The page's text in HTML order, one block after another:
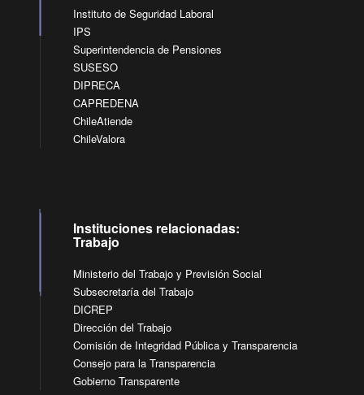
Instituto de Seguridad Laboral
IPS
Superintendencia de Pensiones
SUSESO
DIPRECA
CAPREDENA
ChileAtiende
ChileValora
Instituciones relacionadas:
Trabajo
Ministerio del Trabajo y Previsión Social
Subsecretaría del Trabajo
DICREP
Dirección del Trabajo
Comisión de Integridad Pública y Transparencia
Consejo para la Transparencia
Gobierno Transparente